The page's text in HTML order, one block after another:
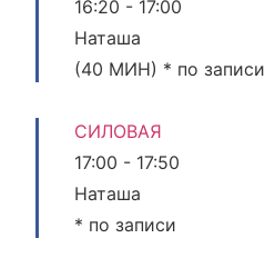
16:20 - 17:00
Наташа
(40 МИН) * по записи
СИЛОВАЯ
17:00 - 17:50
Наташа
* по записи